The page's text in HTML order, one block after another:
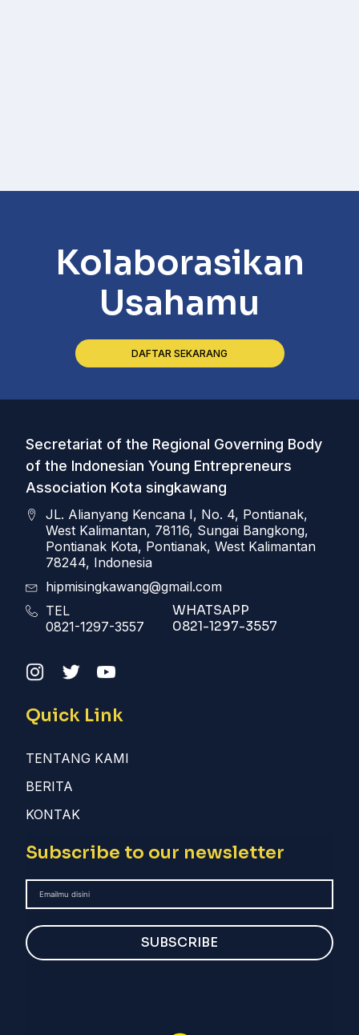
Kolaborasikan
Usahamu
DAFTAR SEKARANG
Secretariat of the Regional Governing Body
of the Indonesian Young Entrepreneurs
Association Kota singkawang
JL. Alianyang Kencana I, No. 4, Pontianak,
West Kalimantan, 78116, Sungai Bangkong,
Pontianak Kota, Pontianak, West Kalimantan
78244, Indonesia
hipmisingkawang@gmail.com
TEL
0821-1297-3557
WHATSAPP
0821-1297-3557
Quick Link
TENTANG KAMI
BERITA
KONTAK
Subscribe to our newsletter
SUBSCRIBE